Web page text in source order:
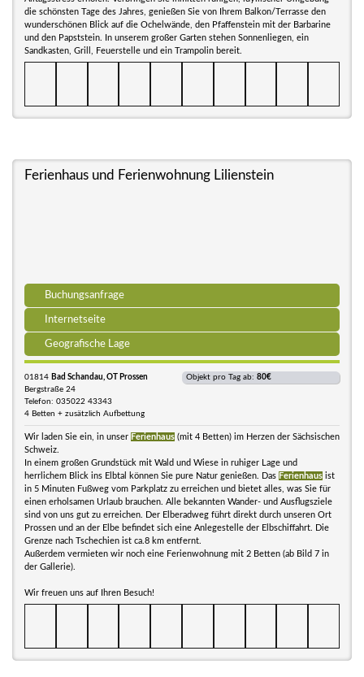
die schönsten Tage des Jahres, genießen Sie von Ihrem Balkon/Terrasse den
wunderschönen Blick auf die Ochelwände, den Pfaffenstein mit der Barbarine
und den Papststein. In unserem großer Garten stehen Sonnenliegen, ein
Sandkasten, Grill, Feuerstelle und ein Trampolin bereit.
Ferienhaus und Ferienwohnung Lilienstein
Buchungsanfrage
Internetseite
Geografische Lage
01814 Bad Schandau, OT Prossen
Bergstraße 24
Telefon: 035022 43343
4 Betten + zusätzlich Aufbettung
Objekt pro Tag ab: 80€
Wir laden Sie ein, in unser Ferienhaus (mit 4 Betten) im Herzen der Sächsischen
Schweiz.
In einem großen Grundstück mit Wald und Wiese in ruhiger Lage und
herrlichem Blick ins Elbtal können Sie pure Natur genießen. Das Ferienhaus ist
in 5 Minuten Fußweg vom Parkplatz zu erreichen und bietet alles, was Sie für
einen erholsamen Urlaub brauchen. Alle bekannten Wander- und Ausflugsziele
sind von uns gut zu erreichen. Der Elberadweg führt direkt durch unseren Ort
Prossen und an der Elbe befindet sich eine Anlegestelle der Elbschiffahrt. Die
Grenze nach Tschechien ist ca.8 km entfernt.
Außerdem vermieten wir noch eine Ferienwohnung mit 2 Betten (ab Bild 7 in
der Gallerie).
Wir freuen uns auf Ihren Besuch!